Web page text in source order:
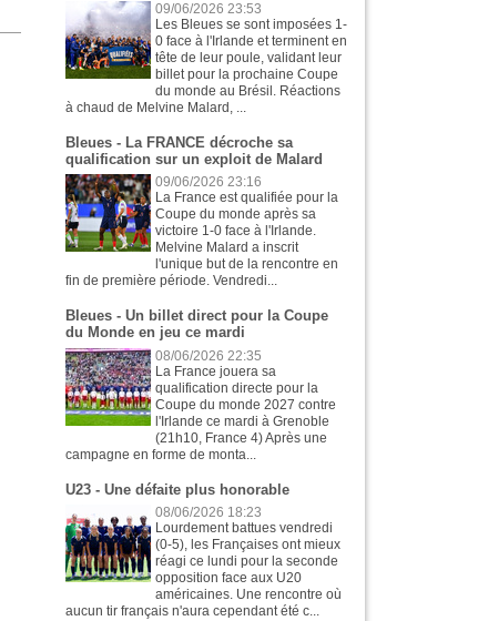
09/06/2026 23:53
Les Bleues se sont imposées 1-
0 face à l'Irlande et terminent en
tête de leur poule, validant leur
billet pour la prochaine Coupe
du monde au Brésil. Réactions
à chaud de Melvine Malard, ...
Bleues - La FRANCE décroche sa
qualification sur un exploit de Malard
09/06/2026 23:16
La France est qualifiée pour la
Coupe du monde après sa
victoire 1-0 face à l'Irlande.
Melvine Malard a inscrit
l'unique but de la rencontre en
fin de première période. Vendredi...
Bleues - Un billet direct pour la Coupe
du Monde en jeu ce mardi
08/06/2026 22:35
La France jouera sa
qualification directe pour la
Coupe du monde 2027 contre
l'Irlande ce mardi à Grenoble
(21h10, France 4) Après une
campagne en forme de monta...
U23 - Une défaite plus honorable
08/06/2026 18:23
Lourdement battues vendredi
(0-5), les Françaises ont mieux
réagi ce lundi pour la seconde
opposition face aux U20
américaines. Une rencontre où
aucun tir français n'aura cependant été c...